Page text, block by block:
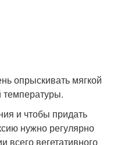
опрыскивать мягкой
температуры.
и чтобы придать
нужно регулярно
вегетативного